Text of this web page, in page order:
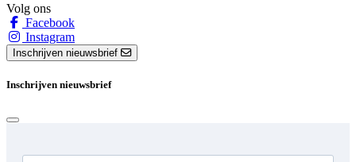
Volg ons
Facebook
Instagram
Inschrijven nieuwsbrief
Inschrijven nieuwsbrief